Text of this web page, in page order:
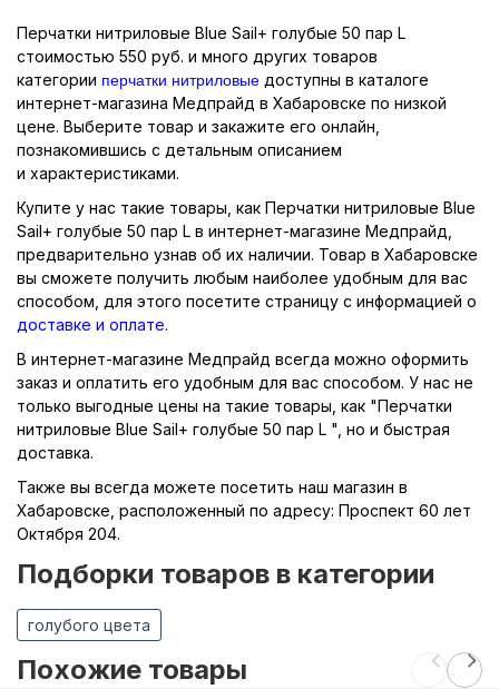
Перчатки нитриловые Blue Sail+ голубые 50 пар L
стоимостью 550 руб. и много других товаров
категории перчатки нитриловые доступны в каталоге
интернет-магазина Медпрайд в Хабаровске по низкой
цене. Выберите товар и закажите его онлайн,
познакомившись с детальным описанием
и характеристиками.
Купите у нас такие товары, как Перчатки нитриловые Blue
Sail+ голубые 50 пар L в интернет-магазине Медпрайд,
предварительно узнав об их наличии. Товар в Хабаровске
вы сможете получить любым наиболее удобным для вас
способом, для этого посетите страницу с информацией о
доставке и оплате.
В интернет-магазине Медпрайд всегда можно оформить
заказ и оплатить его удобным для вас способом. У нас не
только выгодные цены на такие товары, как "Перчатки
нитриловые Blue Sail+ голубые 50 пар L ", но и быстрая
доставка.
Также вы всегда можете посетить наш магазин в
Хабаровске, расположенный по адресу: Проспект 60 лет
Октября 204.
Подборки товаров в категории
голубого цвета
Похожие товары